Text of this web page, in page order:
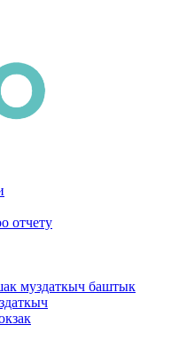
отчету
муздаткыч баштык